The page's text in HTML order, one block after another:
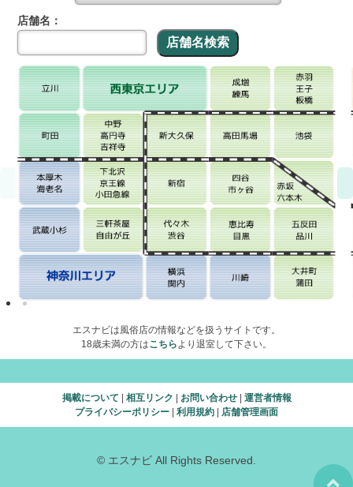
店舗名：
エスナビは風俗店の情報などを扱うサイトです。
18歳未満の方はこちらより退室して下さい。
掲載について 相互リンク お問い合わせ| 運営者情報
プライバシーポリシー
利用規約 店舗管理画面
© エスナビ All Rights Reserved.